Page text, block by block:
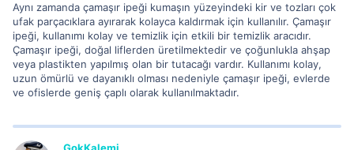
Aynı zamanda çamaşır ipeği kumaşın yüzeyindeki kir ve tozları çok
ufak parçacıklara ayırarak kolayca kaldırmak için kullanılır. Çamaşır
ipeği, kullanımı kolay ve temizlik için etkili bir temizlik aracıdır.
Çamaşır ipeği, doğal liflerden üretilmektedir ve çoğunlukla ahşap
veya plastikten yapılmış olan bir tutacağı vardır. Kullanımı kolay,
uzun ömürlü ve dayanıklı olması nedeniyle çamaşır ipeği, evlerde
ve ofislerde geniş çaplı olarak kullanılmaktadır.